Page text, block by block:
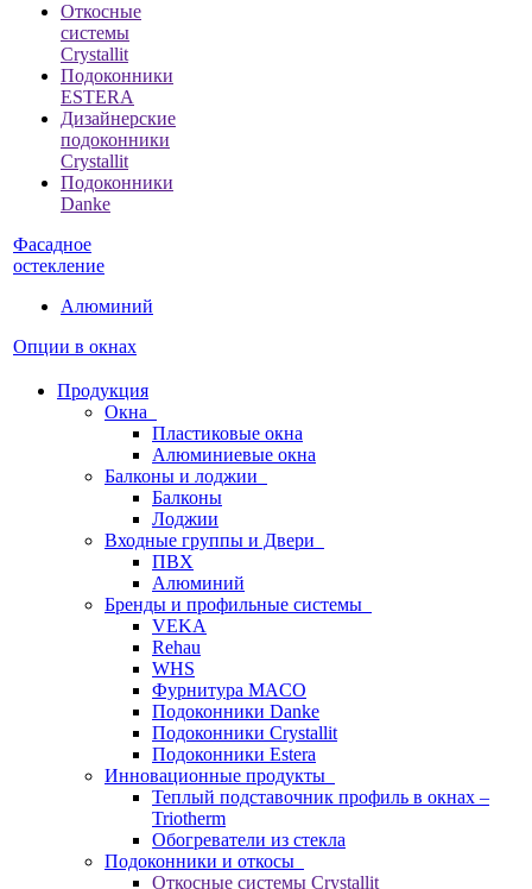
Откосные
системы
Crystallit
Подоконники
ESTERA
Дизайнерские
подоконники
Crystallit
Подоконники
Danke
Фасадное
остекление
Алюминий
Опции в окнах
Продукция
Окна
Пластиковые окна
Алюминиевые окна
Балконы и лоджии
Балконы
Лоджии
Входные группы и Двери
ПВХ
Алюминий
Бренды и профильные системы
VEKA
Rehau
WHS
Фурнитура MACO
Подоконники Danke
Подоконники Crystallit
Подоконники Estera
Инновационные продукты
Теплый подставочник профиль в окнах –
Triotherm
Обогреватели из стекла
Подоконники и откосы
Откосные системы Crystallit